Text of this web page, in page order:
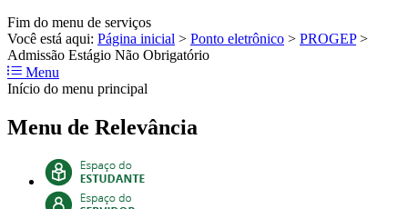
Fim do menu de serviços
Você está aqui: Página inicial > Ponto eletrônico > PROGEP >
Admissão Estágio Não Obrigatório
Menu
Início do menu principal
Menu de Relevância